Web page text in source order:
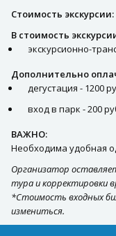
Стоимость экскурсии:
В стоимость
экскурсионно-
Дополнительно
дегустация - 1200
вход в парк - 200
ВАЖНО:
Необходима удобная
Организатор
тура и корректировки
*Стоимость входных
измениться.